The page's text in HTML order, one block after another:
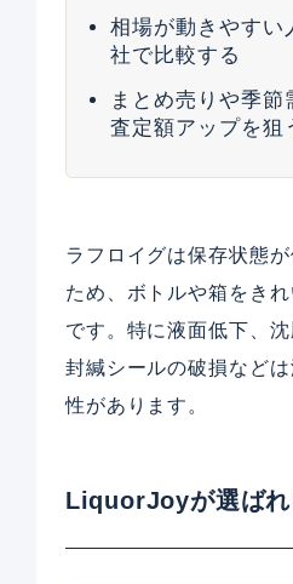
相場が動きやすい
社で比較する
まとめ売りや季節
査定額アップを狙
ラフロイグは保存状態
ため、ボトルや箱をき
です。特に液面低下、沈
封緘シールの破損など
性があります。
LiquorJoyが選ばれ